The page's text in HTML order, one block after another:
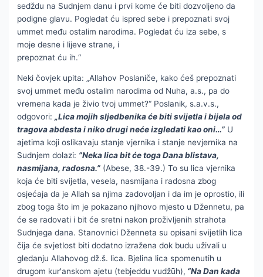
sedždu na Sudnjem danu i prvi kome će biti dozvoljeno da
podigne glavu. Pogledat ću ispred sebe i prepoznati svoj
ummet među ostalim narodima. Pogledat ću iza sebe, s
moje desne i lijeve strane, i
prepoznat ću ih.“
Neki čovjek upita: „Allahov Poslaniče, kako ćeš prepoznati
svoj ummet među ostalim narodima od Nuha, a.s., pa do
vremena kada je živio tvoj ummet?“ Poslanik, s.a.v.s.,
odgovori:„Lica mojih sljedbenika će biti svijetla i bijela od
tragova abdesta i niko drugi neće izgledati kao oni…” U
ajetima koji oslikavaju stanje vjernika i stanje nevjernika na
Sudnjem dolazi: ”Neka lica bit će toga Dana blistava,
nasmijana, radosna.” (Abese, 38.-39.) To su lica vjernika
koja će biti svijetla, vesela, nasmijana i radosna zbog
osjećaja da je Allah sa njima zadovoljan i da im je oprostio, ili
zbog toga što im je pokazano njihovo mjesto u Džennetu, pa
će se radovati i bit će sretni nakon proživljenih strahota
Sudnjega dana. Stanovnici Dženneta su opisani svijetlih lica
čija će svjetlost biti dodatno izražena dok budu uživali u
gledanju Allahovog dž.š. lica. Bjelina lica spomenutih u
drugom kur'anskom ajetu (tebjeddu vudžūh), “Na Dan kada